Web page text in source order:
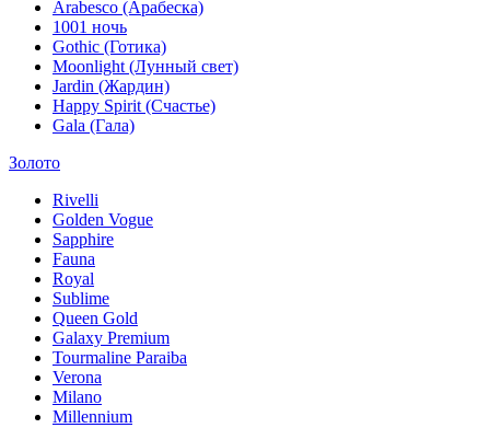
Arabesco (Арабеска)
1001 ночь
Gothic (Готика)
Moonlight (Лунный свет)
Jardin (Жардин)
Happy Spirit (Счастье)
Gala (Гала)
Золото
Rivelli
Golden Vogue
Sapphire
Fauna
Royal
Sublime
Queen Gold
Galaxy Premium
Tourmaline Paraiba
Verona
Milano
Millennium